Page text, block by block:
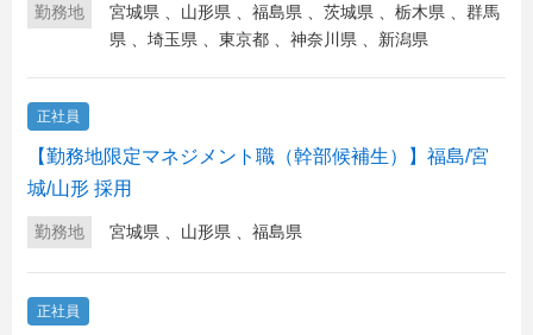
勤務地 宮城県 山形県 福島県 茨城県 栃木県
群馬
県
埼玉県 東京都 神奈川県 新潟県
正社員
【勤務地限定マネジメント職（幹部候補生）】福島/宮
城/山形 採用
勤務地 宮城県 山形県 福島県
正社員